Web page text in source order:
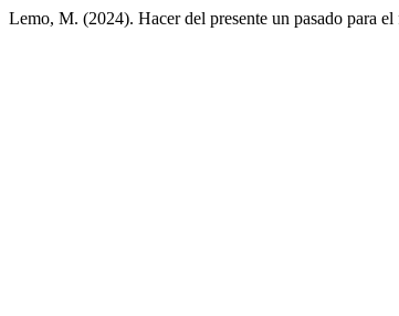
Lemo, M. (2024). Hacer del presente un pasado para